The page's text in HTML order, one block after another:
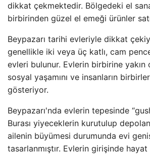
dikkat çekmektedir. Bölgedeki el
birbirinden güzel el emeği ürünler
Beypazarı tarihi evleriyle dikkat
genellikle iki veya üç katlı, cam
evleri bulunur. Evlerin birbirine yakın
sosyal yaşamını ve insanların
gösteriyor.
Beypazarı'nda evlerin tepesinde
Burası yiyeceklerin kurutulup
ailenin büyümesi durumunda evi
tasarlanmıştır. Evlerin girişinde